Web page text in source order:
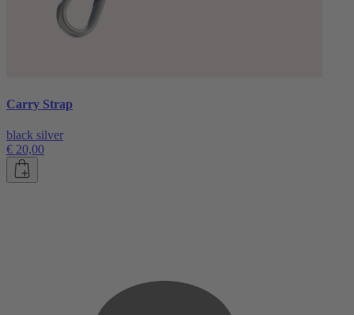
Carry Strap
black silver
€ 20,00